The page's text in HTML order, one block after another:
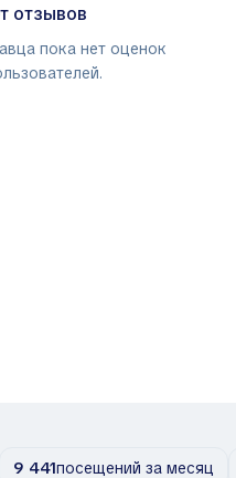
отзывов
пока нет оценок
9 441посещений за месяц